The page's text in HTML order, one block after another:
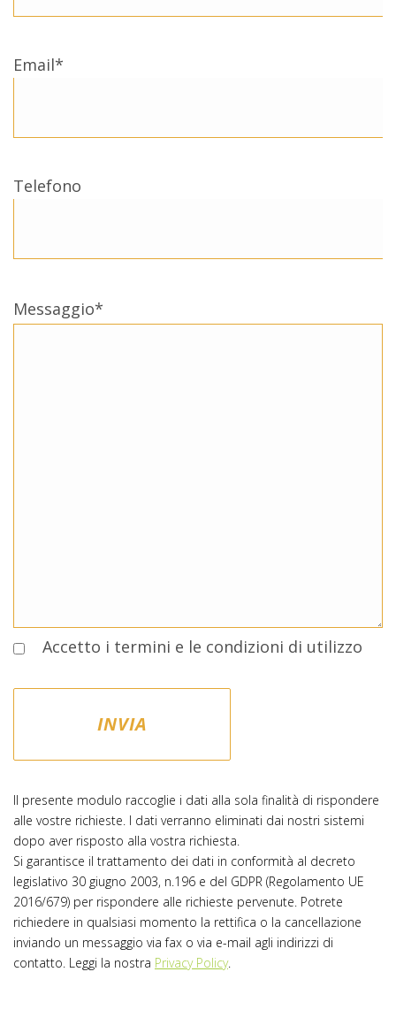
Email*
Telefono
Messaggio*
Accetto i termini e le condizioni di utilizzo
Il presente modulo raccoglie i dati alla sola finalità di rispondere
alle vostre richieste. I dati verranno eliminati dai nostri sistemi
dopo aver risposto alla vostra richiesta.
Si garantisce il trattamento dei dati in conformità al decreto
legislativo 30 giugno 2003, n.196 e del GDPR (Regolamento UE
2016/679) per rispondere alle richieste pervenute. Potrete
richiedere in qualsiasi momento la rettifica o la cancellazione
inviando un messaggio via fax o via e-mail agli indirizzi di
contatto. Leggi la nostra Privacy Policy.